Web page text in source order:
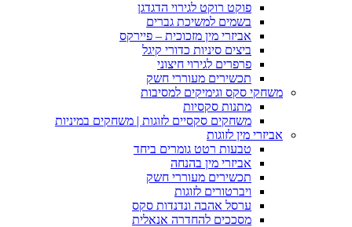
פוקט רוקט לגירוי הדגדגן
בשמים למשיכת גברים
אביזרי מין מזכוכית – פיירקס
ביצים סיניות כדורי קיגל
פרפרים לגירוי חיצוני
תכשירים מעוררי חשק
משחקי סקס וגימיקים למסיבות
מתנות סקסיות
משחקים סקסיים לזוגות | משחקים במיניות
אביזרי מין לזוגות
טבעות רטט גומרים ביחד
אביזרי מין בהנחה
תכשירים מעוררי חשק
ויברטורים לזוגות
ערסל אהבה ונדנדות סקס
מסככים להחדרה אנאלית